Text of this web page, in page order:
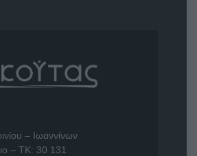
– Ιωαννίνων
– ΤΚ: 30 131